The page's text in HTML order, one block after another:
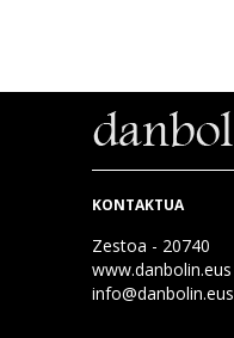
KONTAKTUA
Zestoa - 20740
www.danbolin.eus
info@danbolin.eus